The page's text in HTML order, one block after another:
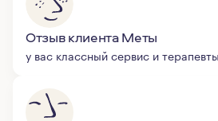
Отзыв клиента Меты
у вас классный сервис и терапевты